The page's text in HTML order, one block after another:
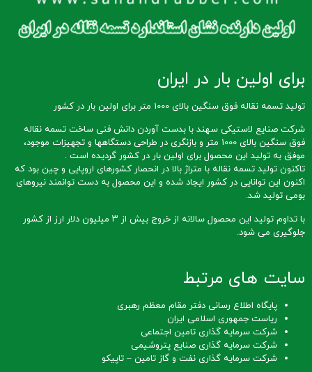
برای اولین بار در ایران
تولید تسمه نقاله فوق سنگین بالای 1000 متر برای اولین بار در کشور
شرکت صنایع لاستیکی سهند با بدست آوردن دانش فنی ساخت تسمه نقاله
فوق سنگین بالای 1000 متر و بازنگری در طراحی دستگاهها و تجهیزات موجود،
موفق به تولید این محصول برای اولین بار در کشور گردیده است .
تاکنون تولید تسمه نقاله با متراژ بالا در انحصار کشورهای اروپایی و چین بود که
اکنون این توانایی در کشور ایجاد شده و این محصول به دست توانمند نیروهای
بومی تولید شد.
با تداوم تولید این محصول سالانه از خروج بیش از ۳ میلیون دلار ارز از کشور
جلوگیری می شود.
سایت های مرتبط
پایگاه اطلاع رسانی دفتر مقام معظم رهبری
ریاست جمهوری اسلامی ایران
شرکت سرمایه گذاری تامین اجتماعی
شرکت سرمایه گذاری صنایع پتروشیمی
شرکت سرمایه گذاری نفت و گاز تامین – تاپیکو